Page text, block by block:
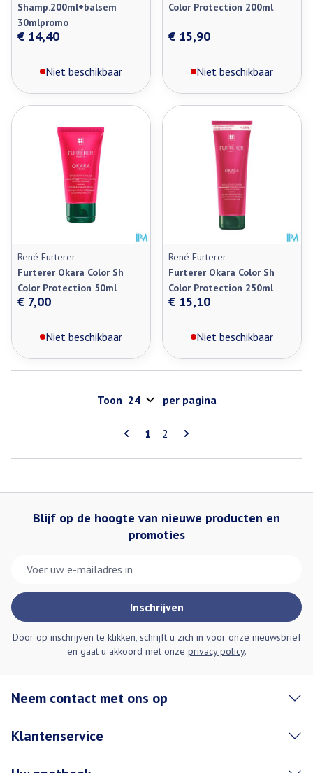
Shamp.200ml+balsem
30mlpromo
€ 14,40
Niet beschikbaar
Color Protection 200ml
€ 15,90
Niet beschikbaar
René Furterer
Furterer Okara Color Sh
Color Protection 50ml
€ 7,00
Niet beschikbaar
René Furterer
Furterer Okara Color Sh
Color Protection 250ml
€ 15,10
Niet beschikbaar
Pagina's
U lees momenteel pagina
1 Pagina
2
Toon per pagina
Blijf op de hoogte van nieuwe producten en
promoties
Inschrijven
Door op inschrijven te klikken, schrijft u zich in voor onze nieuwsbrief
en gaat u akkoord met onze privacy policy.
Neem contact met ons op
Klantenservice